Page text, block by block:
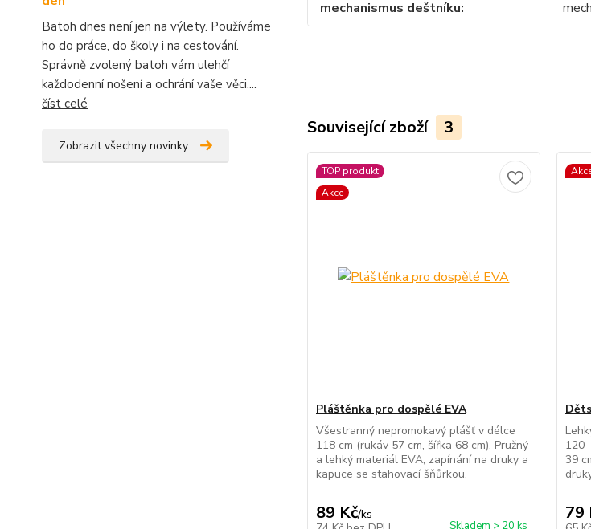
Batoh dnes není jen na výlety. Používáme
ho do práce, do školy i na cestování.
Správně zvolený batoh vám ulehčí
každodenní nošení a ochrání vaše věci....
číst celé
Zobrazit všechny novinky
mechanismus deštníku
Související zboží 3
TOP produkt
Akce
Pláštěnka pro dospělé EVA
Všestranný nepromokavý plášť v délce
118 cm (rukáv 57 cm, šířka 68 cm). Pružný
a lehký materiál EVA, zapínání na druky a
kapuce se stahovací šňůrkou.
89 Kč/ks
Skladem > 20 ks
39
79